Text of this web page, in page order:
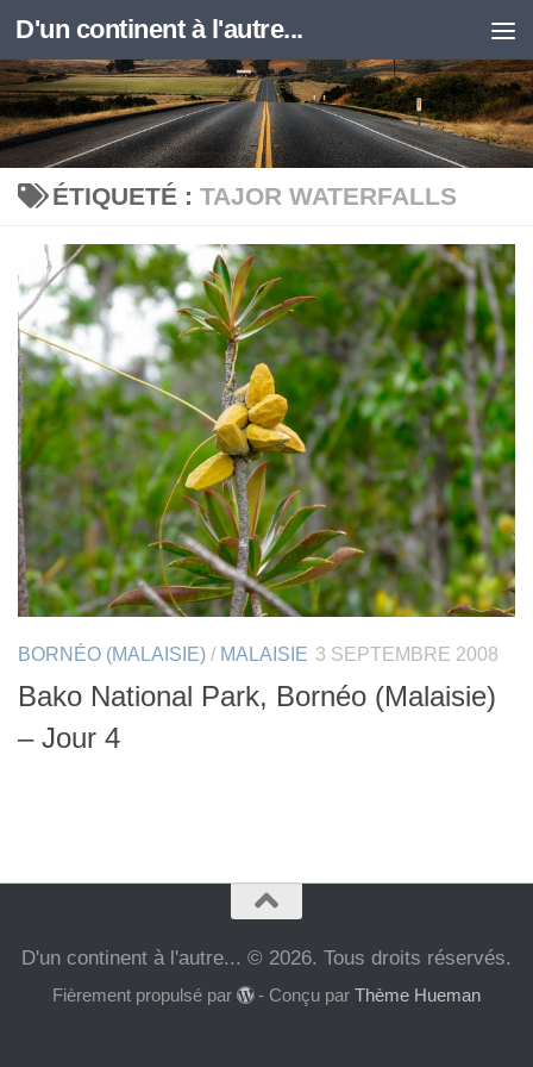
Skip to content
D'un continent à l'autre...
ÉTIQUETÉ : TAJOR WATERFALLS
BORNÉO (MALAISIE) / MALAISIE 3 SEPTEMBRE 2008
Bako National Park, Bornéo (Malaisie)
– Jour 4
D'un continent à l'autre... © 2026. Tous droits réservés.
Fièrement propulsé par - Conçu parThème Hueman